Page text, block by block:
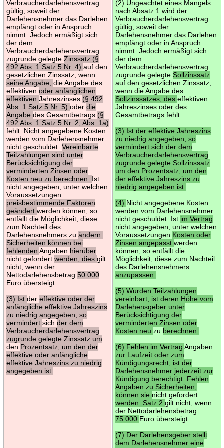
Verbraucherdarlehensvertrag
gültig, soweit der
Darlehensnehmer das Darlehen
empfängt oder in Anspruch
nimmt. Jedoch ermäßigt sich
der dem
Verbraucherdarlehensvertrag
zugrunde gelegte Zinssatz (§
492 Abs. 1 Satz 5 Nr. 4) auf den
gesetzlichen Zinssatz, wenn
seine Angabe, die Angabe des
effektiven oder anfänglichen
effektiven Jahreszinses (§ 492
Abs. 1 Satz 5 Nr. 5) oder die
Angabe des Gesamtbetrags (§
492 Abs. 1 Satz 5 Nr. 2, Abs. 1a)
fehlt. Nicht angegebene Kosten
werden vom Darlehensnehmer
nicht geschuldet. Vereinbarte
Teilzahlungen sind unter
Berücksichtigung der
verminderten Zinsen oder
Kosten neu zu berechnen. Ist
nicht angegeben, unter welchen
Voraussetzungen
preisbestimmende Faktoren
geändert werden können, so
entfällt die Möglichkeit, diese
zum Nachteil des
Darlehensnehmers zu ändern.
Sicherheiten können bei
fehlenden Angaben hierüber
nicht gefordert werden; dies gilt
nicht, wenn der
Nettodarlehensbetrag 50.000
Euro übersteigt.
(3) Ist der effektive oder der
anfängliche effektive Jahreszins
zu niedrig angegeben, so
vermindert sich der dem
Verbraucherdarlehensvertrag
zugrunde gelegte Zinssatz um
den Prozentsatz, um den der
effektive oder anfängliche
effektive Jahreszins zu niedrig
angegeben ist.
(2) Ungeachtet eines Mangels
nach Absatz 1 wird der
Verbraucherdarlehensvertrag
gültig, soweit der
Darlehensnehmer das Darlehen
empfängt oder in Anspruch
nimmt. Jedoch ermäßigt sich
der dem
Verbraucherdarlehensvertrag
zugrunde gelegte Sollzinssatz
auf den gesetzlichen Zinssatz,
wenn die Angabe des
Sollzinssatzes, des effektiven
Jahreszinses oder des
Gesamtbetrags fehlt.
(3) Ist der effektive Jahreszins
zu niedrig angegeben, so
vermindert sich der dem
Verbraucherdarlehensvertrag
zugrunde gelegte Sollzinssatz
um den Prozentsatz, um den
der effektive Jahreszins zu
niedrig angegeben ist.
(4) Nicht angegebene Kosten
werden vom Darlehensnehmer
nicht geschuldet. Ist im Vertrag
nicht angegeben, unter welchen
Voraussetzungen Kosten oder
Zinsen angepasst werden
können, so entfällt die
Möglichkeit, diese zum Nachteil
des Darlehensnehmers
anzupassen.
(5) Wurden Teilzahlungen
vereinbart, ist deren Höhe vom
Darlehensgeber unter
Berücksichtigung der
verminderten Zinsen oder
Kosten neu zu berechnen.
(6) Fehlen im Vertrag Angaben
zur Laufzeit oder zum
Kündigungsrecht, ist der
Darlehensnehmer jederzeit zur
Kündigung berechtigt. Fehlen
Angaben zu Sicherheiten,
können sie nicht gefordert
werden. Satz 2 gilt nicht, wenn
der Nettodarlehensbetrag
75.000 Euro übersteigt.
(7) Der Darlehensgeber stellt
dem Darlehensnehmer eine